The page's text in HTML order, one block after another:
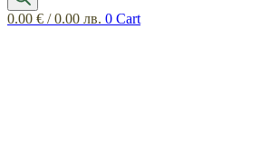
0.00 € / 0.00 лв. 0 Cart